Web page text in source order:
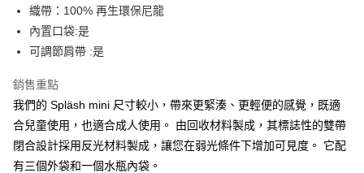
玉山商業銀行
台新國際商業銀行
台灣樂天信用卡公司
聯邦商業銀行
元大商業銀行
玉山商業銀行
台新國際商業銀行
運送方式
付款後全家取貨
每筆NT$80，滿NT$1,000(含以上)免運費
付款後7-11取貨
每筆NT$80，滿NT$1,000(含以上)免運費
每筆NT$120，滿NT$1,000(含以上)免運費
織帶：100% 再生環保尼龍
內置口袋:是
可調節肩帶 :是
銷售重點
我們的 Spläsh mini 尺寸較小，帶來更緊湊、更輕便的感覺，既適
合兒童使用，也適合成人使用。 由回收材料製成，其標誌性的雙帶
閉合設計採用反光材料製成，讓您在弱光條件下增加可見度。 它配
有三個外袋和一個水瓶內袋。